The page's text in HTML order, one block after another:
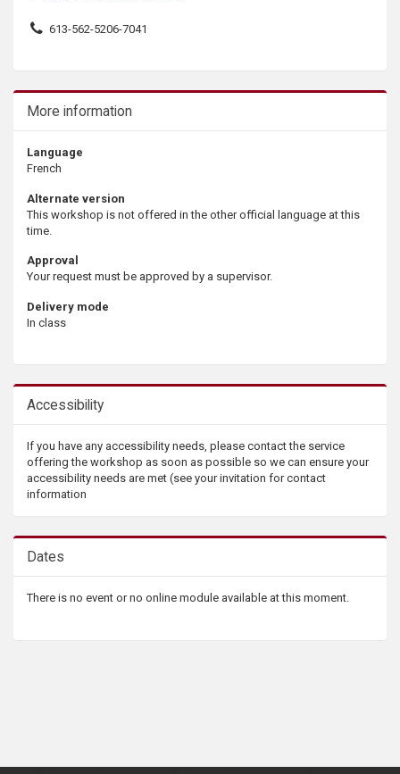
613-562-5206-7041
More information
Language
French
Alternate version
This workshop is not offered in the other official language at this
time.
Approval
Your request must be approved by a supervisor.
Delivery mode
In class
Accessibility
If you have any accessibility needs, please contact the service
offering the workshop as soon as possible so we can ensure your
accessibility needs are met (see your invitation for contact
information
Dates
There is no event or no online module available at this moment.